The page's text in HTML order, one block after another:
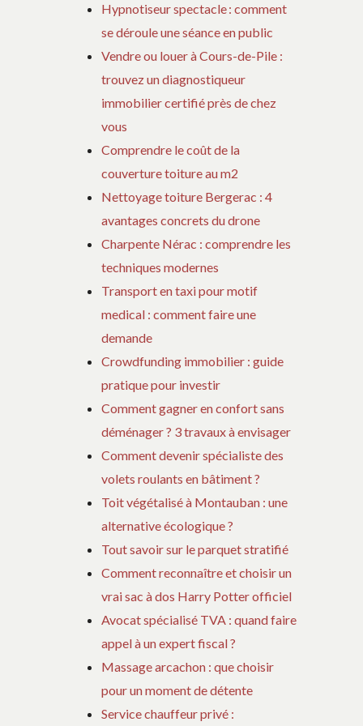
Hypnotiseur spectacle : comment
se déroule une séance en public
Vendre ou louer à Cours-de-Pile :
trouvez un diagnostiqueur
immobilier certifié près de chez
vous
Comprendre le coût de la
couverture toiture au m2
Nettoyage toiture Bergerac : 4
avantages concrets du drone
Charpente Nérac : comprendre les
techniques modernes
Transport en taxi pour motif
medical : comment faire une
demande
Crowdfunding immobilier : guide
pratique pour investir
Comment gagner en confort sans
déménager ? 3 travaux à envisager
Comment devenir spécialiste des
volets roulants en bâtiment ?
Toit végétalisé à Montauban : une
alternative écologique ?
Tout savoir sur le parquet stratifié
Comment reconnaître et choisir un
vrai sac à dos Harry Potter officiel
Avocat spécialisé TVA : quand faire
appel à un expert fiscal ?
Massage arcachon : que choisir
pour un moment de détente
Service chauffeur privé :